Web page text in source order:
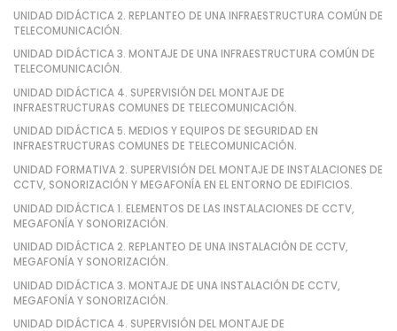
UNIDAD DIDÁCTICA 2. REPLANTEO DE UNA INFRAESTRUCTURA COMÚN DE
TELECOMUNICACIÓN.
UNIDAD DIDÁCTICA 3. MONTAJE DE UNA INFRAESTRUCTURA COMÚN DE
TELECOMUNICACIÓN.
UNIDAD DIDÁCTICA 4. SUPERVISIÓN DEL MONTAJE DE
INFRAESTRUCTURAS COMUNES DE TELECOMUNICACIÓN.
UNIDAD DIDÁCTICA 5. MEDIOS Y EQUIPOS DE SEGURIDAD EN
INFRAESTRUCTURAS COMUNES DE TELECOMUNICACIÓN.
UNIDAD FORMATIVA 2. SUPERVISIÓN DEL MONTAJE DE INSTALACIONES DE
CCTV, SONORIZACIÓN Y MEGAFONÍA EN EL ENTORNO DE EDIFICIOS.
UNIDAD DIDÁCTICA 1. ELEMENTOS DE LAS INSTALACIONES DE CCTV,
MEGAFONÍA Y SONORIZACIÓN.
UNIDAD DIDÁCTICA 2. REPLANTEO DE UNA INSTALACIÓN DE CCTV,
MEGAFONÍA Y SONORIZACIÓN.
UNIDAD DIDÁCTICA 3. MONTAJE DE UNA INSTALACIÓN DE CCTV,
MEGAFONÍA Y SONORIZACIÓN.
UNIDAD DIDÁCTICA 4. SUPERVISIÓN DEL MONTAJE DE